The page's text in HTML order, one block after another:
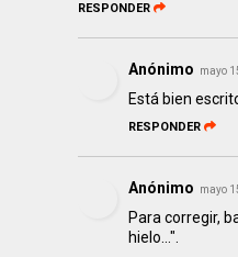
RESPONDER
Anónimo mayo
Está bien
RESPONDER
Anónimo mayo
Para corregir,
hielo...".